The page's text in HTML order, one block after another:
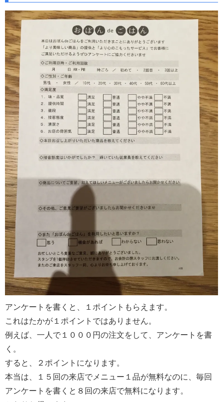
アンケートを書くと、１ポイントもらえます。
これはたかが１ポイントではありません。
例えば、一人で１０００円の注文をして、アンケートを書
く。
すると、２ポイントになります。
本当は、１５回の来店でメニュー１品が無料なのに、毎回
アンケートを書くと８回の来店で無料になります。